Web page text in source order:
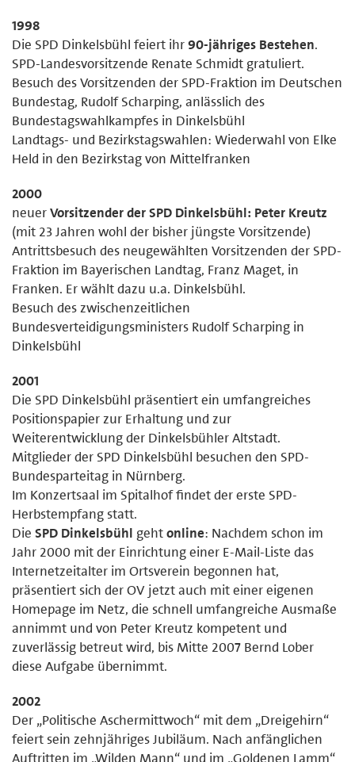
1998
Die SPD Dinkelsbühl feiert ihr90-jähriges Bestehen.
SPD-Landesvorsitzende Renate Schmidt gratuliert.
Besuch des Vorsitzenden der SPD-Fraktion im Deutschen
Bundestag, Rudolf Scharping, anlässlich des
Bundestagswahlkampfes in Dinkelsbühl
Landtags- und Bezirkstagswahlen: Wiederwahl von Elke
Held in den Bezirkstag von Mittelfranken
2000
neuerVorsitzender der SPD Dinkelsbühl: Peter Kreutz
(mit 23 Jahren wohl der bisher jüngste Vorsitzende)
Antrittsbesuch des neugewählten Vorsitzenden der SPD-
Fraktion im Bayerischen Landtag, Franz Maget, in
Franken. Er wählt dazu u.a. Dinkelsbühl.
Besuch des zwischenzeitlichen
Bundesverteidigungsministers Rudolf Scharping in
Dinkelsbühl
2001
Die SPD Dinkelsbühl präsentiert ein umfangreiches
Positionspapier zur Erhaltung und zur
Weiterentwicklung der Dinkelsbühler Altstadt.
Mitglieder der SPD Dinkelsbühl besuchen den SPD-
Bundesparteitag in Nürnberg.
Im Konzertsaal im Spitalhof findet der erste SPD-
Herbstempfang statt.
Die SPD Dinkelsbühl gehtonline: Nachdem schon im
Jahr 2000 mit der Einrichtung einer E-Mail-Liste das
Internetzeitalter im Ortsverein begonnen hat,
präsentiert sich der OV jetzt auch mit einer eigenen
Homepage im Netz, die schnell umfangreiche Ausmaße
annimmt und von Peter Kreutz kompetent und
zuverlässig betreut wird, bis Mitte 2007 Bernd Lober
diese Aufgabe übernimmt.
2002
Der „Politische Aschermittwoch“ mit dem „Dreigehirn“
feiert sein zehnjähriges Jubiläum. Nach anfänglichen
Auftritten im „Wilden Mann“ und im „Goldenen Lamm“